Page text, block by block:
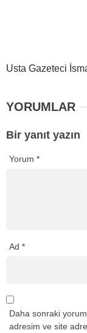
Usta Gazeteci
YORUMLAR
Bir yanıt yazın
Yorum *
Ad *
Daha sonraki
adresim ve site